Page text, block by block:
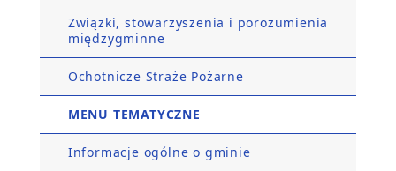
Związki, stowarzyszenia i porozumienia
międzygminne
Ochotnicze Straże Pożarne
MENU TEMATYCZNE
Informacje ogólne o gminie